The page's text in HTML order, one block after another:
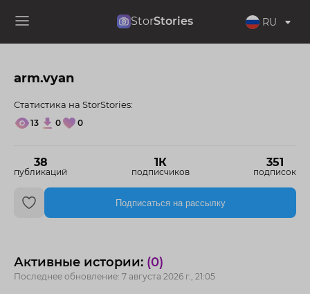
StorStories RU
arm.vyan
38
публикаций
1К
подписчиков
351
подписок
Статистика на StorStories:
13 0 0
Подписаться на рассылку
Активные истории: (0)
Последнее обновление: 7 августа 2026 г., 21:05